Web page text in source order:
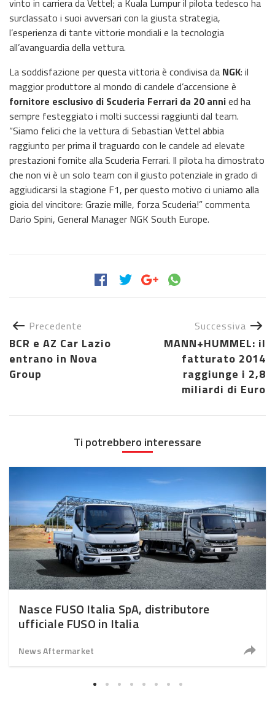
vinto in carriera da Vettel; a Kuala Lumpur il pilota tedesco ha
surclassato i suoi avversari con la giusta strategia,
l’esperienza di tante vittorie mondiali e la tecnologia
all’avanguardia della vettura.
La soddisfazione per questa vittoria è condivisa da NGK: il
maggior produttore al mondo di candele d’accensione è
fornitore esclusivo di Scuderia Ferrari da 20 annied ha
sempre festeggiato i molti successi raggiunti dal team.
“Siamo felici che la vettura di Sebastian Vettel abbia
raggiunto per prima il traguardo con le candele ad elevate
prestazioni fornite alla Scuderia Ferrari. Il pilota ha dimostrato
che non vi è un solo team con il giusto potenziale in grado di
aggiudicarsi la stagione F1, per questo motivo ci uniamo alla
gioia del vincitore: Grazie mille, forza Scuderia!” commenta
Dario Spini, General Manager NGK South Europe.
Precedente
BCR e AZ Car Lazio
entrano in Nova
Group
Successiva
MANN+HUMMEL: il
fatturato 2014
raggiunge i 2,8
miliardi di Euro
Ti potrebbero interessare
Nasce FUSO Italia SpA, distributore
ufficiale FUSO in Italia
News Aftermarket